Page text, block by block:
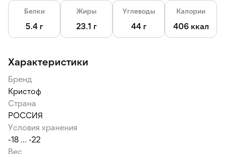
Белки
5.4 г
Жиры
23.1 г
Углеводы
44 г
Калории
406 ккал
Характеристики
Бренд
Кристоф
Страна
РОССИЯ
Условия хранения
-18 ... -22
Вес